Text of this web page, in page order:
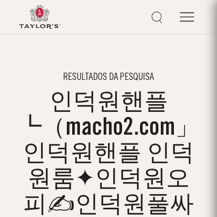
RESULTADOS DA PESQUISA
인덕원핸플
┗（macho2.com」
인덕원핸플 인덕
원룸✦인덕원오
피✍인덕원풀싸